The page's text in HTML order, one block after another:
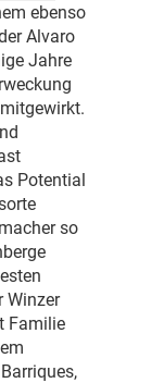
ebenso
Alvaro
Jahre
Potential
so
Winzer
Familie